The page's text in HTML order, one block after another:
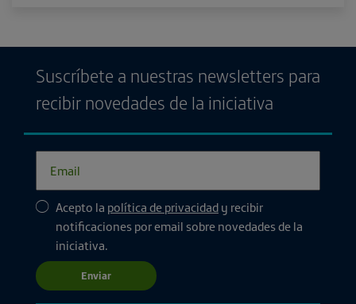
Suscríbete a nuestras newsletters para
recibir novedades de la iniciativa
Acepto la política de privacidad y recibir
notificaciones por email sobre novedades de la
iniciativa.
Enviar